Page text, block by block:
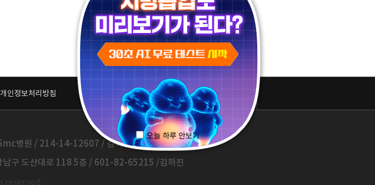
오늘 하루 안보기
개인정보처리방침 패밀리 사이트
병원 / 214-14-12607 / 김하진 / 1577-3653
남구 도산대로 118 5층 / 601-82-65215 /김하진